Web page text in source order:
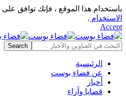
باستخدام هذا الموقع ، فإنك توافق على
الاستخدام .
Accept
الرئيسية
عن فضاء بوست
أخبار
قضايا وآراء